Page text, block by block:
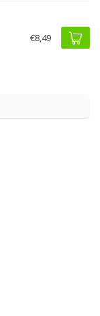
€8,49